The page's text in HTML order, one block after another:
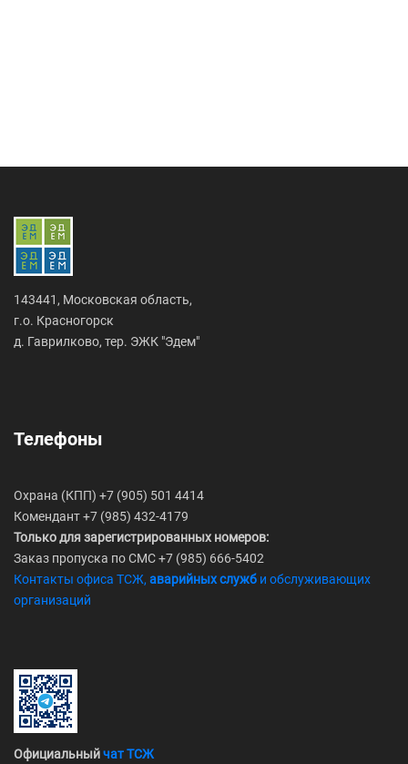
143441, Московская область,
г.о. Красногорск
д. Гаврилково, тер. ЭЖК "Эдем"
Телефоны
Охрана (КПП) +7 (905) 501 4414
Комендант +7 (985) 432-4179
Только для зарегистрированных номеров:
Заказ пропуска по СМС +7 (985) 666-5402
Контакты офиса ТСЖ, аварийных служб и обслуживающих
организаций
Официальныйчат ТСЖ